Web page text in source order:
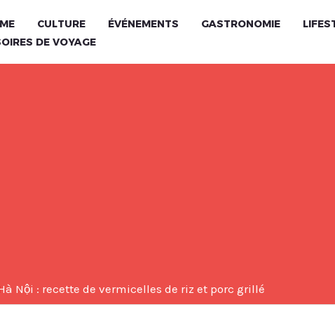
CULTURE ÉVÉNEMENTS GASTRONOMIE
DE VOYAGE
Nội : recette de vermicelles de riz et porc grillé